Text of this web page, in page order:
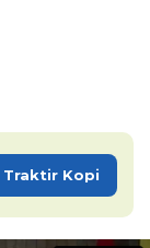
Traktir Kopi